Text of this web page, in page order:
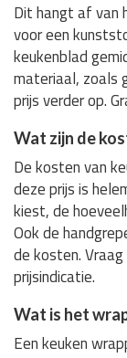
Dit hangt af van
voor een
keukenblad
materiaal, zoals
prijs verder op.
Wat zijn de
De kosten van
deze prijs is
kiest, de
Ook de
de kosten.
prijsindicatie.
Wat is het
Een keuken